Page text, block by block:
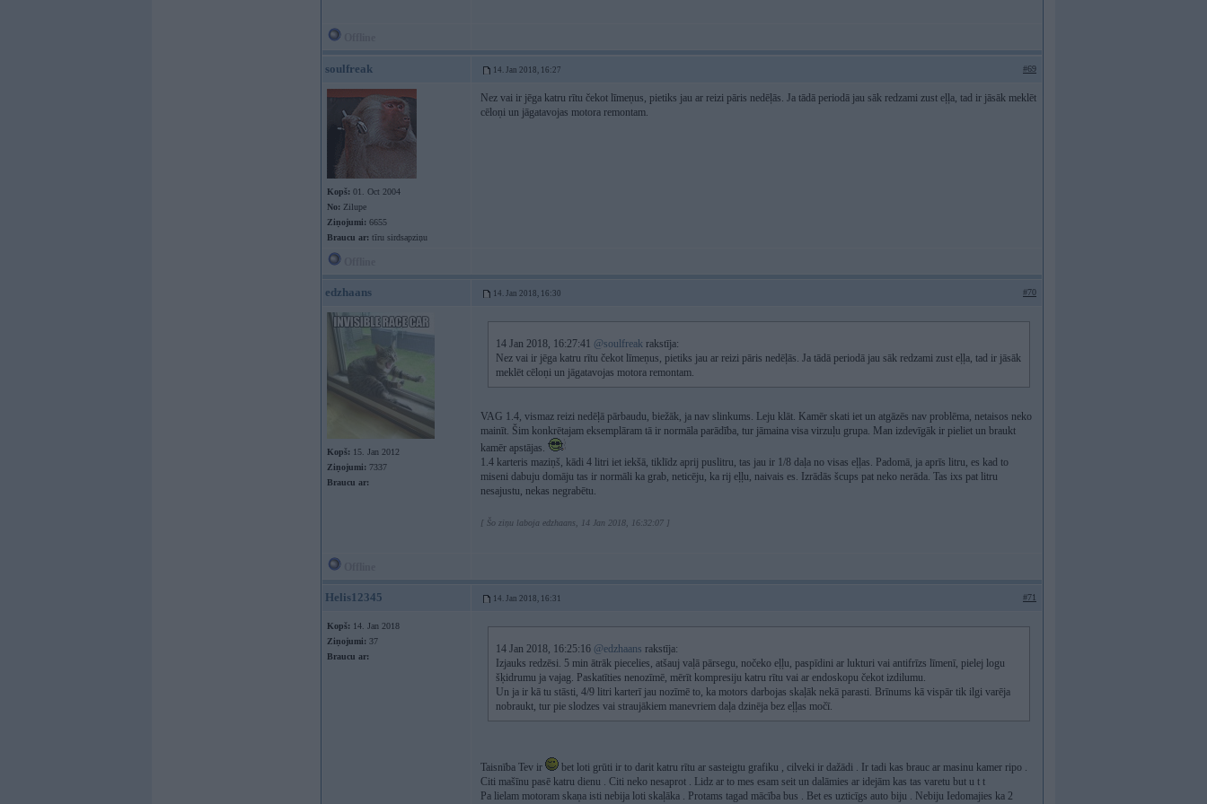
soulfreak 14. Jan 2018, 16:27 #69
Kopš: 01. Oct 2004
No: Zilupe
Ziņojumi: 6655
Braucu ar: tīru sirdsapziņu
Nez vai ir jēga katru rītu čekot līmeņus, pietiks jau ar reizi pāris nedēļās. Ja tādā periodā jau sāk redzami zust eļļa, tad ir jāsāk meklēt
cēloņi un jāgatavojas motora remontam.
edzhaans 14. Jan 2018, 16:30 #70
Kopš: 15. Jan 2012
Ziņojumi: 7337
Braucu ar:
14 Jan 2018, 16:27:41 @soulfreak rakstīja:
Nez vai ir jēga katru rītu čekot līmeņus, pietiks jau ar reizi pāris nedēļās. Ja tādā periodā jau sāk redzami zust eļļa, tad ir jāsāk
meklēt cēloņi un jāgatavojas motora remontam.
VAG 1.4, vismaz reizi nedēļā pārbaudu, biežāk, ja nav slinkums. Leju klāt. Kamēr skati iet un atgāzēs nav problēma, netaisos neko
mainīt. Šim konkrētajam eksemplāram tā ir normāla parādība, tur jāmaina visa virzuļu grupa. Man izdevīgāk ir pieliet un braukt
kamēr apstājas.
1.4 karteris maziņš, kādi 4 litri iet iekšā, tiklīdz aprij puslitru, tas jau ir 1/8 daļa no visas eļļas. Padomā, ja aprīs litru, es kad to
miseni dabuju domāju tas ir normāli ka grab, neticēju, ka rij eļļu, naivais es. Izrādās šcups pat neko nerāda. Tas ixs pat litru
nesajustu, nekas negrabētu.
[ Šo ziņu laboja edzhaans, 14 Jan 2018, 16:32:07 ]
Helis12345 14. Jan 2018, 16:31 #71
Kopš: 14. Jan 2018
Ziņojumi: 37
Braucu ar:
14 Jan 2018, 16:25:16 @edzhaans rakstīja:
Izjauks redzēsi. 5 min ātrāk piecelies, atšauj vaļā pārsegu, nočeko eļļu, paspīdini ar lukturi vai antifrīzs līmenī, pielej logu
šķidrumu ja vajag. Paskatīties nenozīmē, mērīt kompresiju katru rītu vai ar endoskopu čekot izdilumu.
Un ja ir kā tu stāsti, 4/9 litri karterī jau nozīmē to, ka motors darbojas skaļāk nekā parasti. Brīnums kā vispār tik ilgi varēja
nobraukt, tur pie slodzes vai straujākiem manevriem daļa dzinēja bez eļļas močī.
Taisnība Tev ir
bet loti grūti ir to darit katru rītu ar sasteigtu grafiku , cilveki ir dažādi . Ir tadi kas brauc ar masinu kamer ripo .
Citi mašīnu pasē katru dienu . Citi neko nesaprot . Lidz ar to mes esam seit un dalāmies ar idejām kas tas varetu but u t t
Pa lielam motoram skaņa isti nebija loti skaļāka . Protams tagad mācība bus . Bet es uzticīgs auto biju . Nebiju Iedomajies ka 2